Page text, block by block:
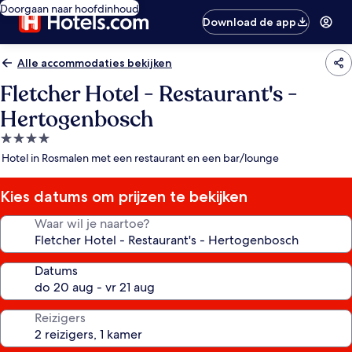
Doorgaan naar hoofdinhoud
Download de app
Alle accommodaties bekijken
Fletcher Hotel - Restaurant's -
Hertogenbosch
4.0-
sterrenaccommodatie
Hotel in Rosmalen met een restaurant en een bar/lounge
Kies datums om prijzen te bekijken
Waar wil je naartoe?
Datums
Reizigers